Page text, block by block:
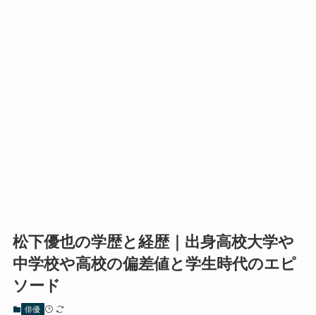
松下優也の学歴と経歴｜出身高校大学や
中学校や高校の偏差値と学生時代のエピ
ソード
俳優